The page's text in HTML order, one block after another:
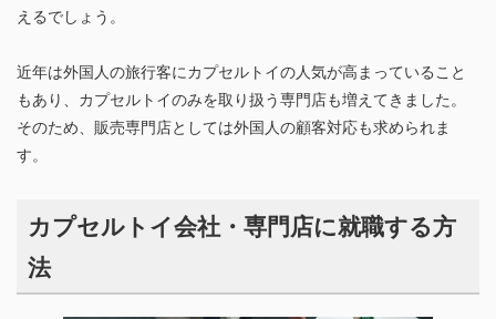
えるでしょう。
近年は外国人の旅行客にカプセルトイの人気が高まっていること
もあり、カプセルトイのみを取り扱う専門店も増えてきました。
そのため、販売専門店としては外国人の顧客対応も求められま
す。
カプセルトイ会社・専門店に就職する方
法